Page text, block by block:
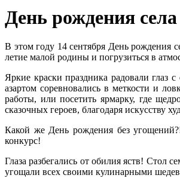
День рождения
В этом году 14 сентября День рождения
летие малой родины и погрузиться в
Яркие краски праздника радовали глаз
азартом соревновались в меткости и
работы, или посетить ярмарку, где
сказочных героев, благодаря искусству
Какой же День рождения без
конкурс!
Глаза разбегались от обилия яств! Стол
угощали всех своими кулинарными